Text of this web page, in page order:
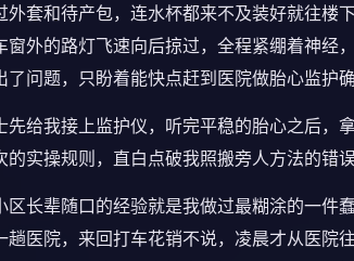
外套和待产包，连水杯都来不及装好就往楼
窗外的路灯飞速向后掠过，全程紧绷着神经
了问题，只盼着能快点赶到医院做胎心监护确
先给我接上监护仪，听完平稳的胎心之后，
的实操规则，直白点破我照搬旁人方法的错误
区长辈随口的经验就是我做过最糊涂的一件
趟医院，来回打车花销不说，凌晨才从医院